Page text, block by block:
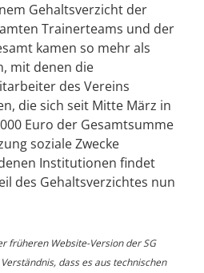
Gehaltsverzicht der
Trainerteams und der
kamen so mehr als
mit denen die
des Vereins
die sich seit Mitte März in
Euro der Gesamtsumme
soziale Zwecke
Institutionen findet
des Gehaltsverzichtes nun
früheren Website-Version der SG
dass es aus technischen